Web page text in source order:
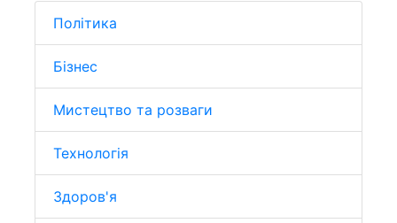
Політика
Бізнес
Мистецтво та розваги
Технологія
Здоров'я